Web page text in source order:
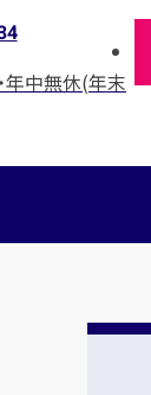
年中無休(年末